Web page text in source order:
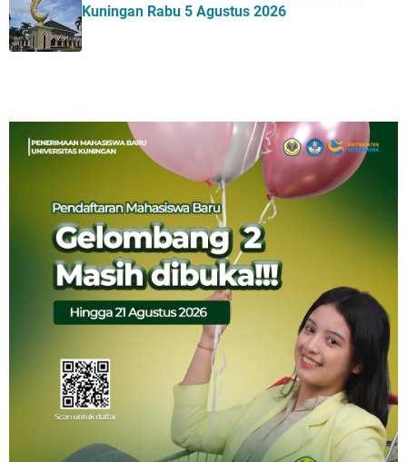
Kuningan Rabu 5 Agustus 2026